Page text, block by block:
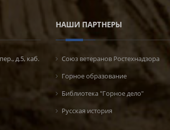
д.5, каб.
НАШИ ПАРТНЕРЫ
Союз ветеранов Ростехнадзора
Горное образование
Библиотека "Горное дело"
Русская история